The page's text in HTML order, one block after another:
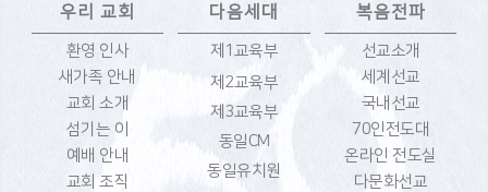
우리 교회
환영 인사
새가족 안내
교회 소개
섬기는 이
예배 안내
교회 조직
다음세대
제1교육부
제2교육부
제3교육부
동일CM
동일유치원
복음전파
선교소개
세계선교
국내선교
70인전도대
온라인 전도실
다문화선교